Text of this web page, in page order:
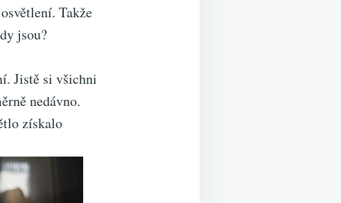
Takže
jsou?
Jistě si všichni
nedávno.
získalo